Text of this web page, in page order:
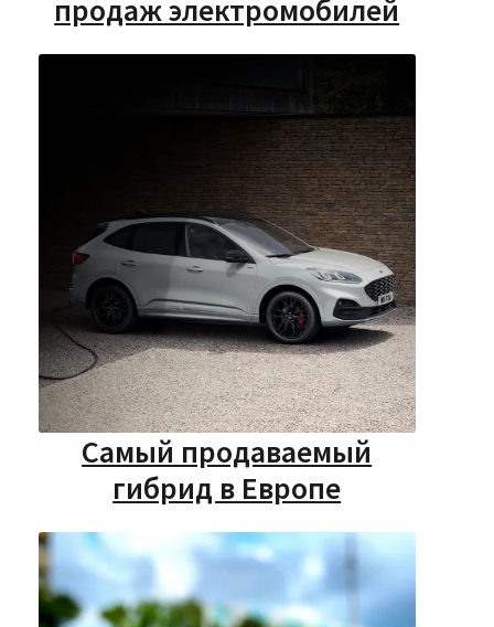
продаж электромобилей
Самый продаваемый
гибрид в Европе